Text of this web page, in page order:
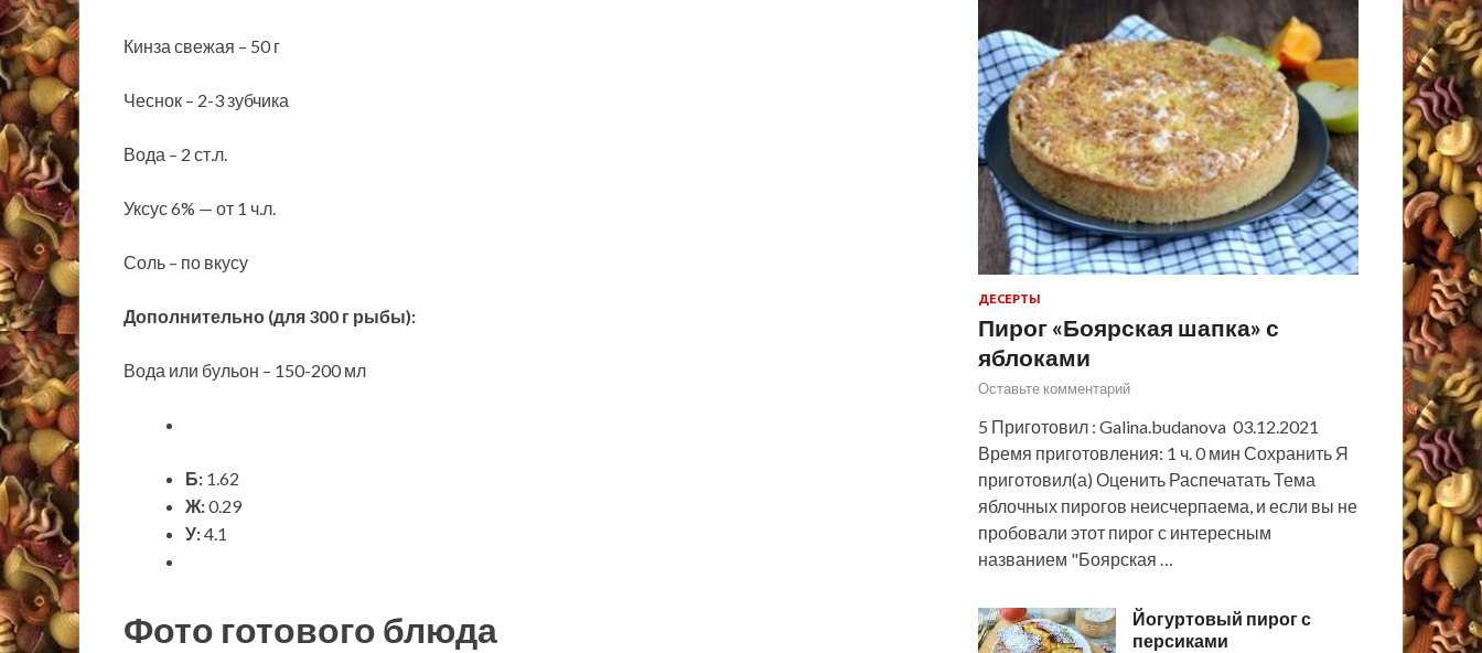
Кинза свежая – 50 г
Чеснок – 2-3 зубчика
Вода – 2 ст.л.
Уксус 6% — от 1 ч.л.
Соль – по вкусу
Дополнительно (для 300 г рыбы):
Вода или бульон – 150-200 мл
Б: 1.62
Ж:0.29
У:4.1
Фото готового блюда
ДЕСЕРТЫ
Пирог «Боярская шапка» с
яблоками
Оставьте комментарий
5 Приготовил : Galina.budanova 03.12.2021
Время приготовления: 1 ч. 0 мин Сохранить Я
приготовил(а) Оценить Распечатать Тема
яблочных пирогов неисчерпаема, и если вы не
пробовали этот пирог с интересным
названием "Боярская …
Йогуртовый пирог с
персиками